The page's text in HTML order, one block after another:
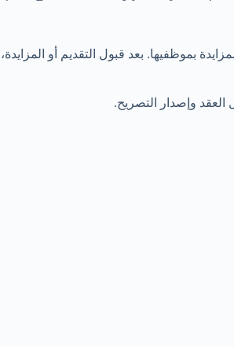
بموظفيها. بعد قبول التقديم أو
وإصدار التصريح.